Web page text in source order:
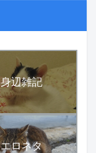
身辺雑記
エロネタ